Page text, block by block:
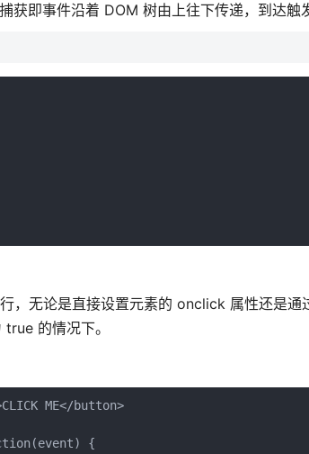
获即事件沿着 DOM 树由上往下传递，到达触
，无论是直接设置元素的 onclick 属性还是通
的情况下。
ME</button>
{